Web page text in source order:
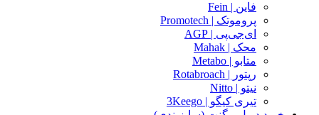
فاین | Fein
پروموتک | Promotech
ای‌جی‌پی | AGP
محک | Mahak
متابو | Metabo
رپتور | Rotabroach
نیتو | Nitto
تیری کیگو | 3Keego